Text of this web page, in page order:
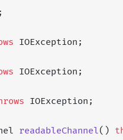
IOException;
IOException;
IOException;
readableChannel()